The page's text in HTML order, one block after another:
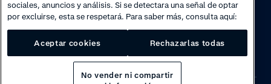
sociales, anuncios y análisis. Si se detectara una señal de optar
por excluirse, esta se respetará. Para saber más, consulta aquí:
Aceptar cookies Rechazarlas todas
No vender ni compartir